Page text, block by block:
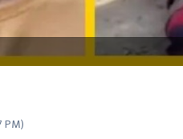
PM)